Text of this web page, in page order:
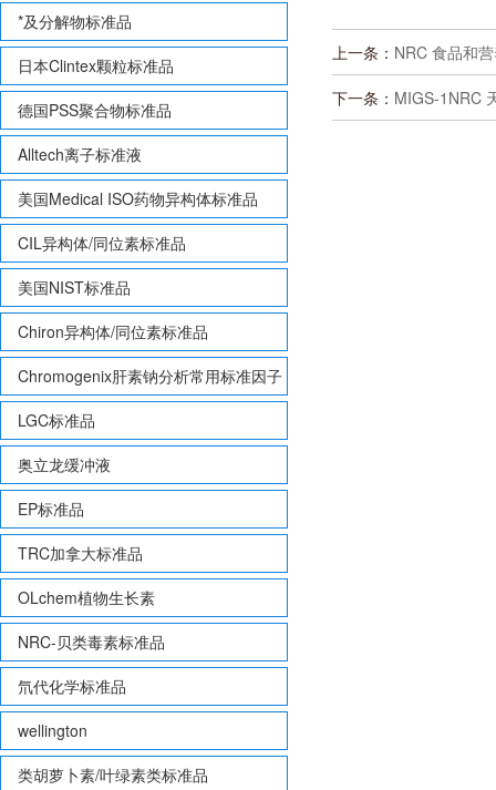
*及分解物标准品
日本Clintex颗粒标准品
德国PSS聚合物标准品
Alltech离子标准液
美国Medical ISO药物异构体标准品
CIL异构体/同位素标准品
美国NIST标准品
Chiron异构体/同位素标准品
Chromogenix肝素钠分析常用标准因子
LGC标准品
奥立龙缓冲液
EP标准品
TRC加拿大标准品
OLchem植物生长素
NRC-贝类毒素标准品
氘代化学标准品
wellington
类胡萝卜素/叶绿素类标准品
上一条： NRC 食品和
下一条： MIGS-1NRC